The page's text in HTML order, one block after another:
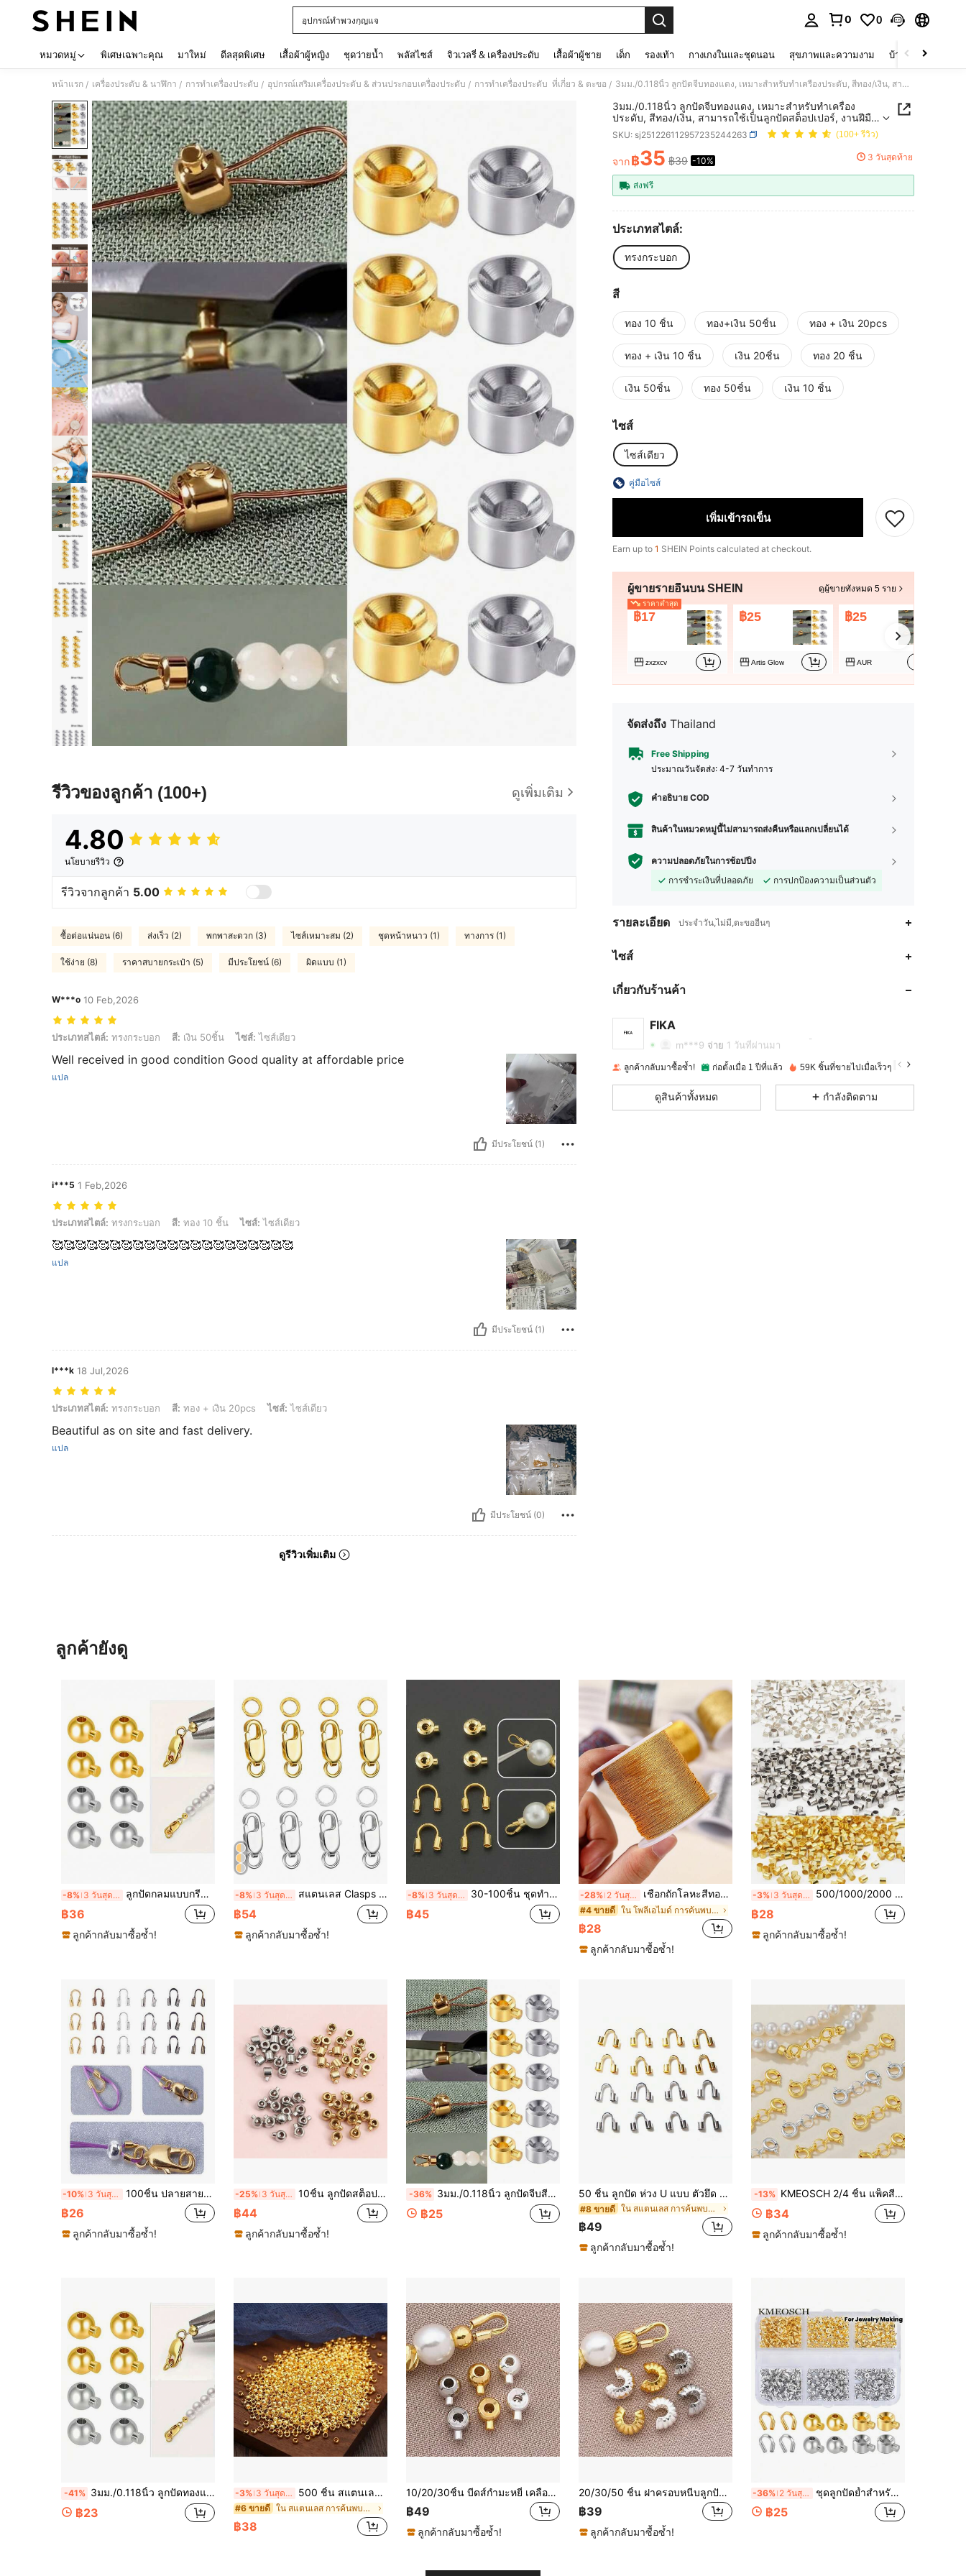
อุปกรณ์ทำพวงกุญแจ
0 0
หมวดหมู่ พิเศษเฉพาะคุณ มาใหม่ ดีลสุดพิเศษ เสื้อผ้าผู้หญิง ชุดว่ายน้ำ พลัสไซส์ จิวเวลรี่ & เครื่องประดับ เสื้อผ้าผู้ชาย เด็ก รองเท้า กางเกงในและชุดนอน สุขภาพและความงาม บ้านและที่อยู่อาศัย
หน้าแรก / เครื่องประดับ & นาฬิกา / การทำเครื่องประดับ / อุปกรณ์เสริมเครื่องประดับ & ส่วนประกอบเครื่องประดับ / การทำเครื่องประดับ ที่เกี่ยว & ตะขอ / 3มม./0.118นิ้ว ลูกปัดจีบทองแดง, เหมาะสำหรับทำเครื่องประดับ, สีทอง/เงิน, สามารถใช้เป็นลูกปัดสต็อปเปอร์, งานฝีมือ DIY, อุปกรณ์เสริมปลายสร้อยข้อมือ, สร้อยคอ
รีวิวของลูกค้า (100+) ดูเพิ่มเติม
4.80
นโยบายรีวิว
รีวิวจากลูกค้า 5.00
ซื้อต่อแน่นอน (6) ส่งเร็ว (2) พกพาสะดวก (3) ไซส์เหมาะสม (2) ชุดหน้าหนาว (1) ทางการ (1)
ใช้ง่าย (8) ราคาสบายกระเป๋า (5) มีประโยชน์ (6) ผิดแบบ (1)
W***o 10 Feb,2026
ประเภทสไตล์: ทรงกระบอก, สี: เงิน 50ชิ้น, ไซส์: ไซส์เดียว
ประเภทสไตล์: ทรงกระบอก สี: เงิน 50ชิ้น ไซส์: ไซส์เดียว
Well received in good condition Good quality at affordable price
แปล
มีประโยชน์ (1)
i***5 1 Feb,2026
ประเภทสไตล์: ทรงกระบอก, สี: ทอง 10 ชิ้น, ไซส์: ไซส์เดียว
ประเภทสไตล์: ทรงกระบอก สี: ทอง 10 ชิ้น ไซส์: ไซส์เดียว
🥰🥰🥰🥰🥰🥰🥰🥰🥰🥰🥰🥰🥰🥰🥰🥰🥰🥰🥰🥰🥰
แปล
มีประโยชน์ (1)
l***k 18 Jul,2026
ประเภทสไตล์: ทรงกระบอก, สี: ทอง + เงิน 20pcs, ไซส์: ไซส์เดียว
ประเภทสไตล์: ทรงกระบอก สี: ทอง + เงิน 20pcs ไซส์: ไซส์เดียว
Beautiful as on site and fast delivery.
แปล
มีประโยชน์ (0)
ดูรีวิวเพิ่มเติม
3มม./0.118นิ้ว ลูกปัดจีบทองแดง, เหมาะสำหรับทำเครื่อง
ประดับ, สีทอง/เงิน, สามารถใช้เป็นลูกปัดสต็อปเปอร์, งานฝีมือ
DIY, อุปกรณ์เสริมปลายสร้อยข้อมือ, สร้อยคอ
SKU: sj251226112957235244263 (100+ รีวิว)
PRICE AND AVAILABILITY
จาก฿35 ฿39 -10% 3 วันสุดท้าย
ส่งฟรี
ประเภทสไตล์:
ทรงกระบอก
สี
ทอง 10 ชิ้น ทอง+เงิน 50ชิ้น ทอง + เงิน 20pcs
ทอง + เงิน 10 ชิ้น เงิน 20ชิ้น ทอง 20 ชิ้น
เงิน 50ชิ้น ทอง 50ชิ้น เงิน 10 ชิ้น
ไซส์
ไซส์เดียว
คู่มือไซส์
เพิ่มเข้ารถเข็น
Earn up to 1 SHEIN Points calculated at checkout.
ผู้ขายรายอื่นบน SHEIN ดูผู้ขายทั้งหมด 5 ราย
ราคาต่ำสุด
฿17
zxzxcv
฿25
Artis Glow
฿25
AUR
จัดส่งถึง Thailand
Free Shipping
ประมาณวันจัดส่ง: 4-7 วันทำการ
คำอธิบาย COD
สินค้าในหมวดหมู่นี้ไม่สามารถส่งคืนหรือแลกเปลี่ยนได้
ความปลอดภัยในการช้อปปิ้ง
การชำระเงินที่ปลอดภัย
การปกป้องความเป็นส่วนตัว
รายละเอียด ประจำวัน,ไม่มี,ตะขออื่นๆ
ไซส์
เกี่ยวกับร้านค้า
FIKA
4.86
4.86
m***9 จ่าย 1 วันที่ผ่านมา
ลูกค้ากลับมาซื้อซ้ำ! ก่อตั้งเมื่อ 1 ปีที่แล้ว 59K ชิ้นที่ขายไปเมื่อเร็วๆ นี้
ดูสินค้าทั้งหมด กำลังติดตาม
ลูกค้ายังดู
-8% 3 วันสุดท้าย ลูกปัดกลมแบบกรีด ลูกปัดหยุด ฝาปิดลูกปัดสำหรับทำเครื่องประดับ ลูกปัดประสาน โลหะหยุดลูกปัดกลมประดับสำหรับสร้อยข้อมือ สร้อยคอปลายอุปกรณ์
฿36
ลูกค้ากลับมาซื้อซ้ำ!
-8% 3 วันสุดท้าย สแตนเลส Clasps กรงเล็บกุ้งก้ามกรามพร้อมแหวนกระโดดปิดและเข็มกลัดสร้อยคอทอง 14K และตัวเชื่อมต่อสำหรับการทำเครื่องประดับ, Extender สร้อยข้อมือพร้อมกล่องของขวัญโปร่งใส
฿54
ลูกค้ากลับมาซื้อซ้ำ!
-8% 3 วันสุดท้าย 30-100ชิ้น ชุดทำเครื่องประดับ | ตัวล็อคแบนชุบทอง, ตะขอรูปตัวยู, ตัวคั่นลูกปัด, ตัวเชื่อมสายไฟ, คลิปหนีบห่วง, ตัวปิดรูปเกือกม้า, ลูกปัดยึดแน่นแบบแบน สำหรับสร้อยคอ, จี้, สร้อยข้อมือ, กำไลข้อเท้า, ตัวเชื่อมต่างหูที่ทำด้วยมือ
฿45
-28% 2 วันสุดท้าย เชือกถักโลหะสีทอง/เงิน เหมาะสำหรับทำสร้อยข้อมือ สร้อยคอ พู่ DIY เครื่องประดับลูกปัด เชือกชัมบัลลา และอุปกรณ์เสริมอื่นๆ
#4 ขายดี ใน โพลีเอไมด์ การค้นพบเครื่องประดับและส่วนประกอบ
฿28
ลูกค้ากลับมาซื้อซ้ำ!
-3% 3 วันสุดท้าย 500/1000/2000 ชิ้น ลูกปัดเว้นระยะ 2 มม. - ทนทานและหลากหลาย เหมาะสำหรับทำสร้อยคอและสร้อยข้อมือ DIY - อุปกรณ์เสริมคุณภาพสูง สร้างผลงานที่ประณีตได้อย่างง่ายดาย (ขาว/ทอง/เงิน)
฿28
ลูกค้ากลับมาซื้อซ้ำ!
-10% 3 วันสุดท้าย 100ชิ้น ปลายสายทองแดงแบบย้ำ, ขั้วต่อรูปตัว U, ตัวป้องกันสาย, เหมาะสำหรับทำสร้อยคอ, สร้อยข้อมือ, อุปกรณ์ทำเครื่องประดับ DIY
฿26
ลูกค้ากลับมาซื้อซ้ำ!
-25% 3 วันสุดท้าย 10ชิ้น ลูกปัดสต็อปเปอร์สแตนเลสสีทอง ลูกปัดปลายจีบ สำหรับลวดสต็อปเปอร์ ลูกปัดรอนเดล อุปกรณ์เครื่องประดับ DIY
฿44
ลูกค้ากลับมาซื้อซ้ำ!
-36% 3มม./0.118นิ้ว ลูกปัดจีบสีทองแดง เหมาะสำหรับทำเครื่องประดับ, ทอง/เงิน สามารถใช้เป็นลูกปัดเว้นระยะสำหรับงานฝีมือ DIY, สร้อยข้อมือ, สร้อยคอ
฿25
50 ชิ้น ลูกปัด ห่วง U แบบ ตัวยึด ตัวป้องกัน สแตนเลส สำหรับการทำเครื่องประดับ
#8 ขายดี ใน สแตนเลส การค้นพบขั้นสุดท้ายในการทำเครื่องประดับ
฿49
ลูกค้ากลับมาซื้อซ้ำ!
-13% KMEOSCH 2/4 ชิ้น แพ็คสีผสม, แพ็คสีเดียว ตัวล็อกสองปลายพร้อมตัวล็อกสปริงสากล, ตัวล็อกสองปลายพร้อมตัวล็อกสปริงสากลสำหรับสร้อยคอและสร้อยข้อมือ, ตัวล็อกเชื่อมต่อสร้อยข้อมือ/ตัวยึด/ตัวล็อกปลาย, ตัวล็อกเชื่อมต่อ DIY สำหรับสร้อยข้อมือและสร้อยคอ
฿34
ลูกค้ากลับมาซื้อซ้ำ!
-41% 3มม./0.118นิ้ว ลูกปัดทองแดงแบบหนีบ, ลูกปัดสต็อปเปอร์, ฝาครอบลูกปัดสำหรับสร้อยข้อมือทำมือ, สร้อยคอ, ต่างหู, พวงกุญแจ, กำไลข้อเท้า, ลูกปัดแบบหนีบสำหรับทำเครื่องประดับ, สีทอง / ทอง-ขาว / สีเงิน, ลูกปัดแบบหนีบทรงกลม, ลูกปัดปลาย, ฝาครอบลูกปัดสำหรับทำเครื่องประดับ, ลูกปัดเว้นระยะ, ลูกปัดปลายโลหะแบบหนีบ, อุปกรณ์เสริมขนาดเล็กสำหรับปลายสร้อยข้อมือและสร้อยคอ
฿23
-3% 3 วันสุดท้าย 500 ชิ้น สแตนเลส ลูกบอล จบ ลูกปัด เส้นผ่านศูนย์กลาง 2 มม. 3MM ที่จุก สเปเซอร์ ลูกปัด สำหรับ DIY อุปกรณ์เสริม ทำเครื่องประดับ อุปกรณ์
#6 ขายดี ใน สแตนเลส การค้นพบขั้นสุดท้ายในการทำเครื่องประดับ
฿38
10/20/30ชิ้น บีดส์กำมะหยี่ เคลือบทองคำ 18K วงกลมเสา เบรกเกอร์ วัสดุโลหะ ตกแต่งสร้อยข้อมือ สร้อยคอ 2 สไตล์ รูขนาด 0.8 มม.
฿49
ลูกค้ากลับมาซื้อซ้ำ!
20/30/50 ชิ้น ฝาครอบหนีบลูกปัด เคลือบทองคำ 18K ทองเหลืองรูปครึ่งวงกลมที่เปิดลูกปัดที่ใช้เปลือกกรอบ 4 มม. สำหรับเครื่องประดับ DIY
฿39
ลูกค้ากลับมาซื้อซ้ำ!
-36% 2 วันสุดท้าย ชุดลูกปัดย้ำสำหรับทำเครื่องประดับ 40/80/160 ชิ้น | ตัวป้องกันลวดรูปตัว U, ฝาปิดลูกปัดโลหะ, จี้ลูกปัดย้ำสำหรับตกแต่งปลายสร้อยข้อมือและสร้อยคอ
฿25